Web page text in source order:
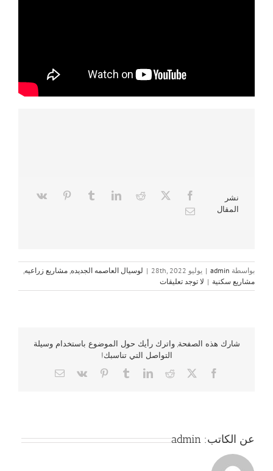
نشر
المقال
بواسطة admin
| يوليو 28th, 2022 | لوسيال العاصمه الجديده, مشاريع زراعيه,
مشاريع سكنية | لا توجد تعليقات
شارك هذه الصفحة, واترك رأيك حول الموضوع باستخدام وسيلة
التواصل التي تناسبك!
Facebook
X
Reddit
LinkedIn
Tumblr
Pinterest
Vk
Email
عن الكاتب: admin